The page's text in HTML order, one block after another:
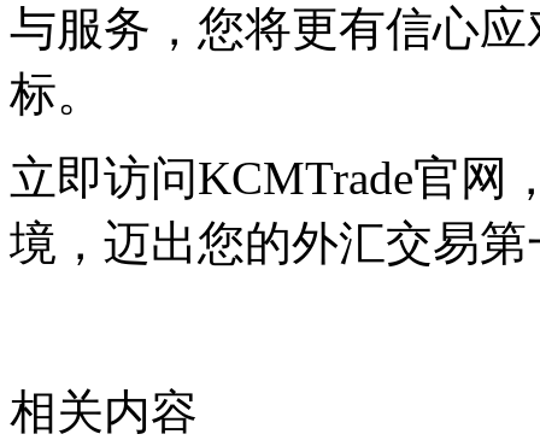
与服务，您将更有信心
标。
立即访问KCMTrade官网
境，迈出您的外汇交易第
相关内容